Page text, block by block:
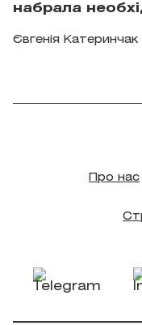
набрала
Євгенія Катеринчак
Про нас